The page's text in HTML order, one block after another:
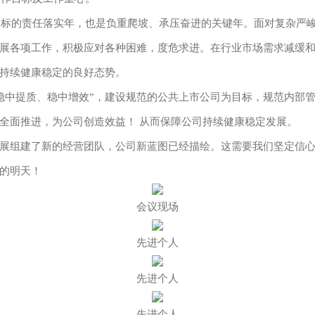
任落实年，也是负重爬坡、承压奋进的关键年。面对复杂严
各项工作，积极应对各种困难，度危求进。在行业市场需求减缓
续健康稳定的良好态势。
质、稳中增效”，建设规范的公共上市公司为目标，规范内部
推进，为公司创造效益！ 从而保障公司持续健康稳定发展。
了新的经营团队，公司新蓝图已经描绘。这需要我们坚定信
明天！
会议现场
先进个人
先进个人